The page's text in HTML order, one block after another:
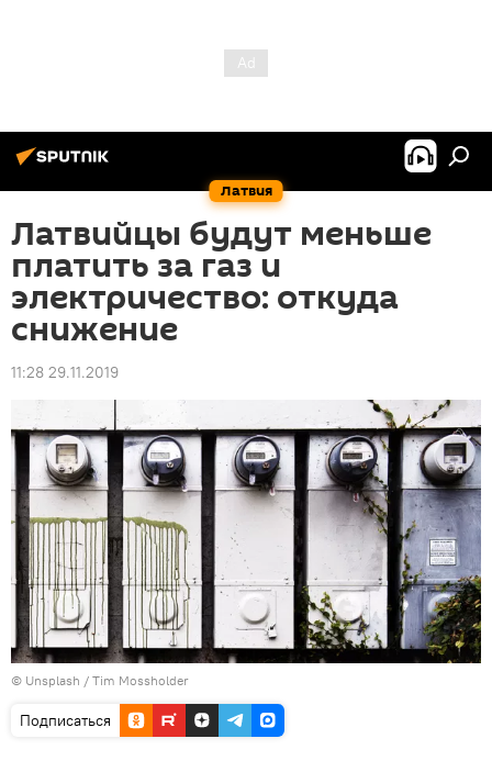
Латвия
Латвийцы будут меньше
платить за газ и
электричество: откуда
снижение
11:28 29.11.2019
© Unsplash / Tim Mossholder
Подписаться